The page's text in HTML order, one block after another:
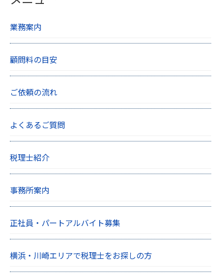
業務案内
顧問料の目安
ご依頼の流れ
よくあるご質問
税理士紹介
事務所案内
正社員・パートアルバイト募集
横浜・川崎エリアで税理士をお探しの方